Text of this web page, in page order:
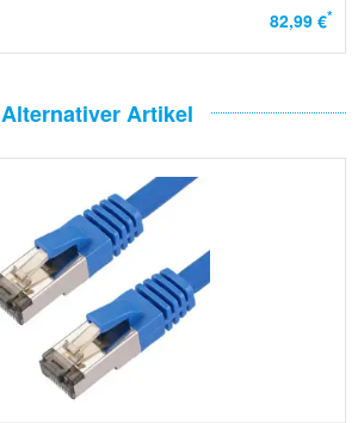
82,99 €*
Alternativer Artikel